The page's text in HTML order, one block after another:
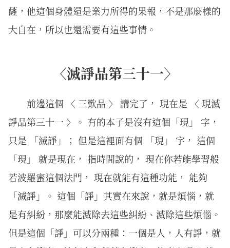
薩，他這個身體還是業力所得的果報，不是那麼樣的
大自在，所以也還需要有這些事情。
〈滅諍品第三十一〉
前邊這個 〈 三歎品 〉 講完了， 現在是 〈 現滅
諍品第三十一 〉。 有的本子是沒有這個「現」 字，
只是 「滅諍」； 但是這裡面有個 「現」 字， 這個
「現」 就是現在， 指時間說的， 現在你若能學習般
若波羅蜜這個法門， 現在就能有這種功能， 能夠
「滅諍」。 這個「諍」其實在來說，就是煩惱，就
是有糾紛，那麼能滅除去這些糾紛、滅除這些煩惱。
但是這個「諍」可以分兩種：一個是人，人有諍，就